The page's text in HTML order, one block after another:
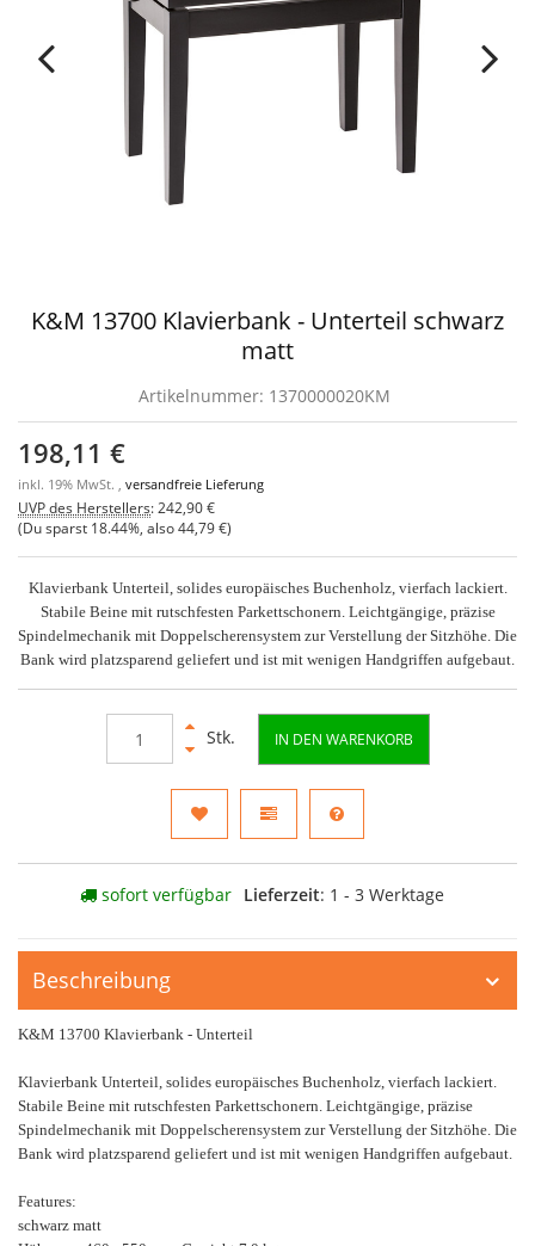
K&M 13700 Klavierbank - Unterteil schwarz
matt
Artikelnummer: 1370000020KM
198,11 €
inkl. 19% MwSt. , versandfreie Lieferung
UVP des Herstellers: 242,90 €
(Du sparst 18.44% , also44,79 €)
Klavierbank Unterteil, solides europäisches Buchenholz, vierfach lackiert.
Stabile Beine mit rutschfesten Parkettschonern. Leichtgängige, präzise
Spindelmechanik mit Doppelscherensystem zur Verstellung der Sitzhöhe. Die
Bank wird platzsparend geliefert und ist mit wenigen Handgriffen aufgebaut.
Stk. IN DEN WARENKORB
sofort verfügbar Lieferzeit: 1 - 3 Werktage
Beschreibung
K&M 13700 Klavierbank - Unterteil
Klavierbank Unterteil, solides europäisches Buchenholz, vierfach lackiert.
Stabile Beine mit rutschfesten Parkettschonern. Leichtgängige, präzise
Spindelmechanik mit Doppelscherensystem zur Verstellung der Sitzhöhe. Die
Bank wird platzsparend geliefert und ist mit wenigen Handgriffen aufgebaut.
Features:
schwarz matt